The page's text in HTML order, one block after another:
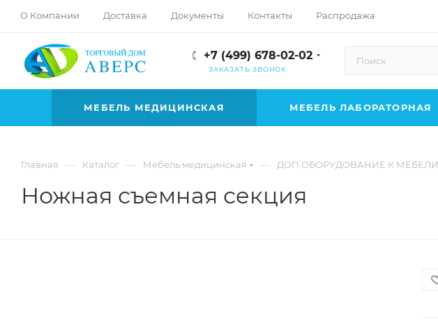
О Компании Доставка Документы Контакты Распродажа
+7 (499) 678-02-02
ЗАКАЗАТЬ ЗВОНОК
МЕБЕЛЬ МЕДИЦИНСКАЯ МЕБЕЛЬ ЛАБОРАТОРНАЯ
Главная — Каталог — Мебель медицинская — ДОП.ОБОРУДОВАНИЕ К МЕБЕЛИ
Ножная съемная секция
movies